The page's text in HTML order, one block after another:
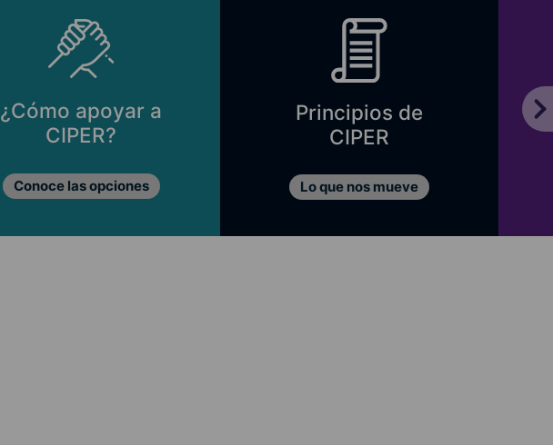
¿Cómo apoyar a
CIPER?
Conoce las opciones
Principios de
CIPER
Lo que nos mueve